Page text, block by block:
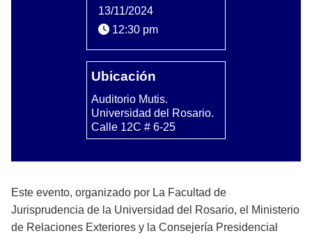
13/11/2024
12:30 pm
Ubicación
Auditorio Mutis.
Universidad del Rosario.
Calle 12C # 6-25
Este evento, organizado por La Facultad de
Jurisprudencia de la Universidad del Rosario, el Ministerio
de Relaciones Exteriores y la Consejería Presidencial